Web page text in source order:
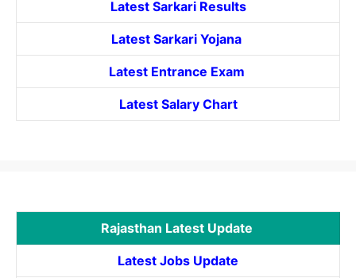
Latest Sarkari Results
Latest Sarkari Yojana
Latest Entrance Exam
Latest Salary Chart
Rajasthan Latest Update
Latest Jobs Update